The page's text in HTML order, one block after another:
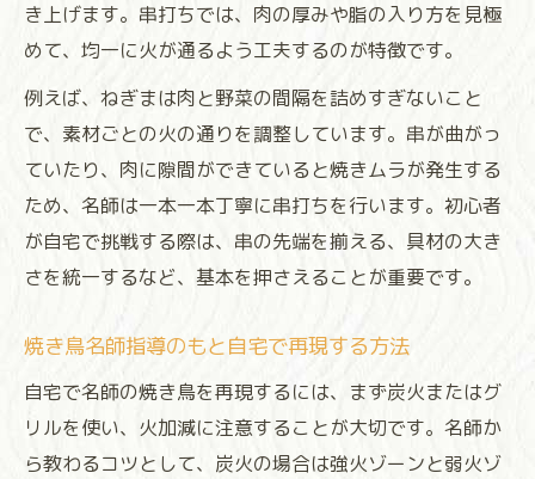
き上げます。串打ちでは、肉の厚みや脂の入り方を見極
めて、均一に火が通るよう工夫するのが特徴です。
例えば、ねぎまは肉と野菜の間隔を詰めすぎないこと
で、素材ごとの火の通りを調整しています。串が曲がっ
ていたり、肉に隙間ができていると焼きムラが発生する
ため、名師は一本一本丁寧に串打ちを行います。初心者
が自宅で挑戦する際は、串の先端を揃える、具材の大き
さを統一するなど、基本を押さえることが重要です。
焼き鳥名師指導のもと自宅で再現する方法
自宅で名師の焼き鳥を再現するには、まず炭火またはグ
リルを使い、火加減に注意することが大切です。名師か
ら教わるコツとして、炭火の場合は強火ゾーンと弱火ゾ